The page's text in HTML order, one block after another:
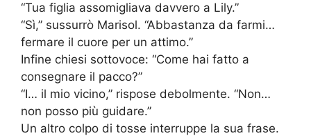
“Tua figlia assomigliava davvero a Lily.”
“Sì,” sussurrò Marisol. “Abbastanza da farmi…
fermare il cuore per un attimo.”
Infine chiesi sottovoce: “Come hai fatto a
consegnare il pacco?”
“I… il mio vicino,” rispose debolmente. “Non…
non posso più guidare.”
Un altro colpo di tosse interruppe la sua frase.